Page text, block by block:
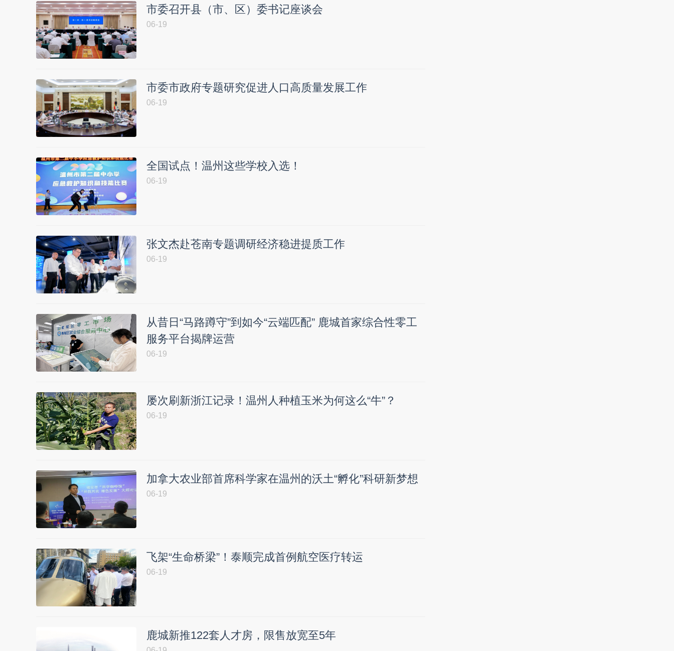
市委召开县（市、区）委书记座谈会
06-19
市委市政府专题研究促进人口高质量发展工作
06-19
全国试点！温州这些学校入选！
06-19
张文杰赴苍南专题调研经济稳进提质工作
06-19
从昔日“马路蹲守”到如今“云端匹配” 鹿城首家综合性零工
服务平台揭牌运营
06-19
屡次刷新浙江记录！温州人种植玉米为何这么“牛”？
06-19
加拿大农业部首席科学家在温州的沃土“孵化”科研新梦想
06-19
飞架“生命桥梁”！泰顺完成首例航空医疗转运
06-19
鹿城新推122套人才房，限售放宽至5年